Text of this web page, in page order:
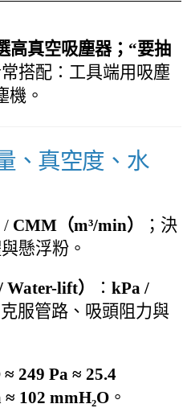
高真空吸塵器；“要抽
搭配：工具端用吸塵
機。
、真空度、水
/ CMM（m³/min）
；決
懸浮粉。
lift） ： kPa /
克服管路、吸頭阻力與
≈ 249 Pa ≈ 25.4
≈ 102 mmH₂O 。